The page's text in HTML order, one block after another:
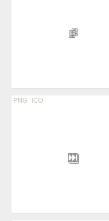
PNG ICO